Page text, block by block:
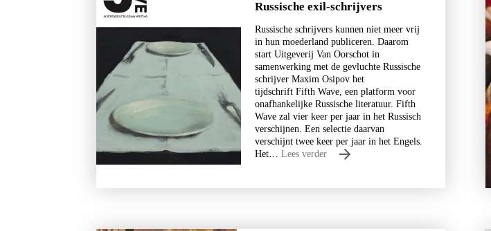
Tralievader - eboek.
Carl Friedman
Tralievader.
BESTEL
Carl Friedman
Verzameld werk.
LEES MEER
Russische exil-schrijvers
Russische schrijvers kunnen niet meer vrij
in hun moederland publiceren. Daarom
start Uitgeverij Van Oorschot in
samenwerking met de gevluchte Russische
schrijver Maxim Osipov het
tijdschrift Fifth Wave, een platform voor
onafhankelijke Russische literatuur. Fifth
Wave zal vier keer per jaar in het Russisch
verschijnen. Een selectie daarvan
verschijnt twee keer per jaar in het Engels.
Het…Lees verder